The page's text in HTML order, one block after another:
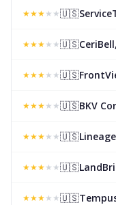
★★★★ ★🇺🇸
★★★★ ★🇺🇸
★★★★ ★🇺🇸
★★★★ ★🇺🇸BKV
★★★★ ★🇺🇸
★★★★ ★🇺🇸
★★★★ ★🇺🇸